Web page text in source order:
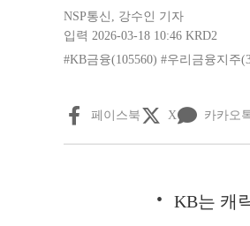
NSP통신 , 강수인 기자
입력 2026-03-18 10:46 KRD2
#KB금융(105560) #우리금융지주
페이스북 X 카카오
KB는 캐